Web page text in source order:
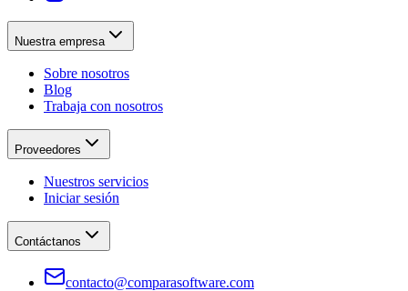
Nuestra empresa
Sobre nosotros
Blog
Trabaja con nosotros
Proveedores
Nuestros servicios
Iniciar sesión
Contáctanos
contacto@comparasoftware.com